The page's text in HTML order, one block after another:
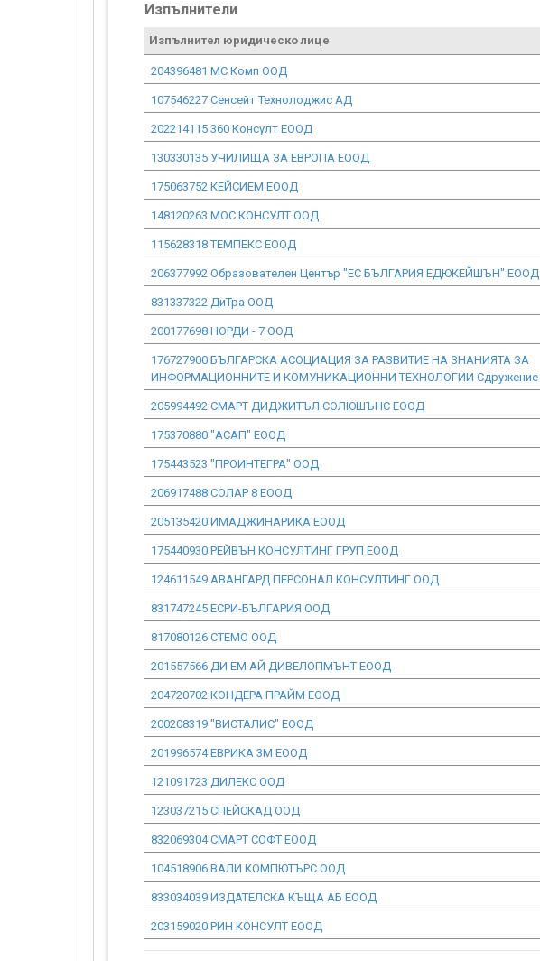
Изпълнители
Изпълнител юридическо лице
204396481 МС Комп ООД
107546227 Сенсейт Технолоджис АД
202214115 360 Консулт ЕООД
130330135 УЧИЛИЩА ЗА ЕВРОПА ЕООД
175063752 КЕЙСИЕМ ЕООД
148120263 МОС КОНСУЛТ ООД
115628318 ТЕМПЕКС ЕООД
206377992 Образователен Център "ЕС БЪЛГАРИЯ ЕДЮКЕЙШЪН" ЕООД
831337322 ДиТра ООД
200177698 НОРДИ - 7 ООД
176727900 БЪЛГАРСКА АСОЦИАЦИЯ ЗА РАЗВИТИЕ НА ЗНАНИЯТА ЗА
ИНФОРМАЦИОННИТЕ И КОМУНИКАЦИОННИ ТЕХНОЛОГИИ Сдружение
205994492 СМАРТ ДИДЖИТЪЛ СОЛЮШЪНС ЕООД
175370880 "АСАП" ЕООД
175443523 "ПРОИНТЕГРА" ООД
206917488 СОЛАР 8 ЕООД
205135420 ИМАДЖИНАРИКА ЕООД
175440930 РЕЙВЪН КОНСУЛТИНГ ГРУП ЕООД
124611549 АВАНГАРД ПЕРСОНАЛ КОНСУЛТИНГ ООД
831747245 ЕСРИ-БЪЛГАРИЯ ООД
817080126 СТЕМО ООД
201557566 ДИ ЕМ АЙ ДИВЕЛОПМЪНТ ЕООД
204720702 КОНДЕРА ПРАЙМ ЕООД
200208319 "ВИСТАЛИС" ЕООД
201996574 ЕВРИКА 3М ЕООД
121091723 ДИЛЕКС ООД
123037215 СПЕЙСКАД ООД
832069304 СМАРТ СОФТ ЕООД
104518906 ВАЛИ КОМПЮТЪРС ООД
833034039 ИЗДАТЕЛСКА КЪЩА АБ ЕООД
203159020 РИН КОНСУЛТ ЕООД